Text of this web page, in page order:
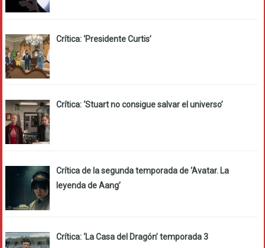
Crítica: ‘Presidente Curtis’
Crítica: ‘Stuart no consigue salvar el universo’
Crítica de la segunda temporada de ‘Avatar. La
leyenda de Aang’
Crítica: ‘La Casa del Dragón’ temporada 3